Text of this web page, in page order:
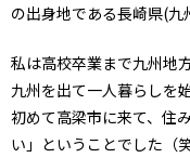
の出身地である長崎県(
私は高校卒業まで九州地
九州を出て一人暮らしを
初めて高梁市に来て、住
い」ということでした（